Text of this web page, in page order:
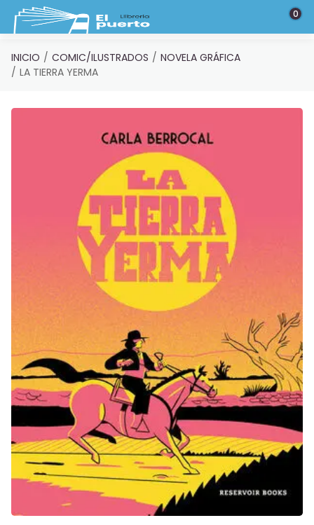
Saltar al contenido principal 0
INICIO COMIC/ILUSTRADOS
NOVELA GRÁFICA
LA TIERRA YERMA